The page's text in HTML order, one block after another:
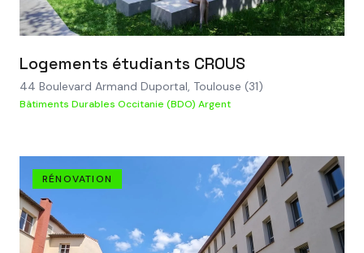
VOIR LE PROJET
Logements étudiants CROUS
44 Boulevard Armand Duportal, Toulouse (31)
Bâtiments Durables Occitanie (BDO) Argent
RÉNOVATION